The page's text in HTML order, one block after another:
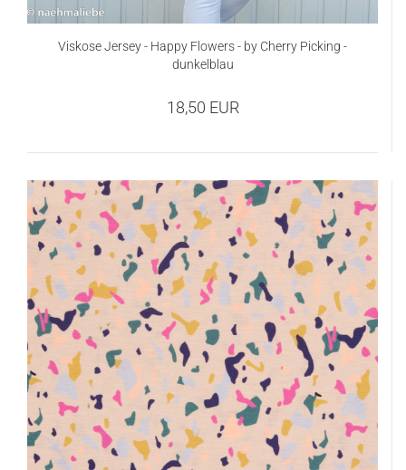
Viskose Jersey - Happy Flowers - by Cherry Picking -
dunkelblau
18,50 EUR